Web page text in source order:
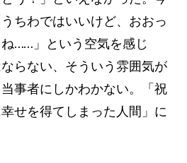
ちわではいいけど、おおっ
……」という空気を感じ
らない、そういう雰囲気が
事者にしかわかない。「祝
せを得てしまった人間」に